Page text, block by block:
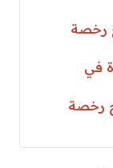
رخصة
في
رخصة